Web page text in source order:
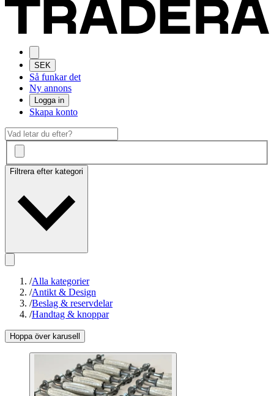
SEK
Så funkar det
Ny annons
Logga in
Skapa konto
Filtrera efter kategori
/Alla kategorier
/Antikt & Design
/Beslag & reservdelar
/Handtag & knoppar
Hoppa över karusell